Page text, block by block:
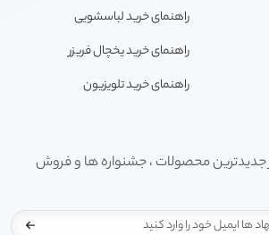
راهنمای خرید لباسشویی
راهنمای خرید یخچال فریزر
راهنمای خرید تلویزیون
جدیدترین محصولات ، جشنواره ها و فروش